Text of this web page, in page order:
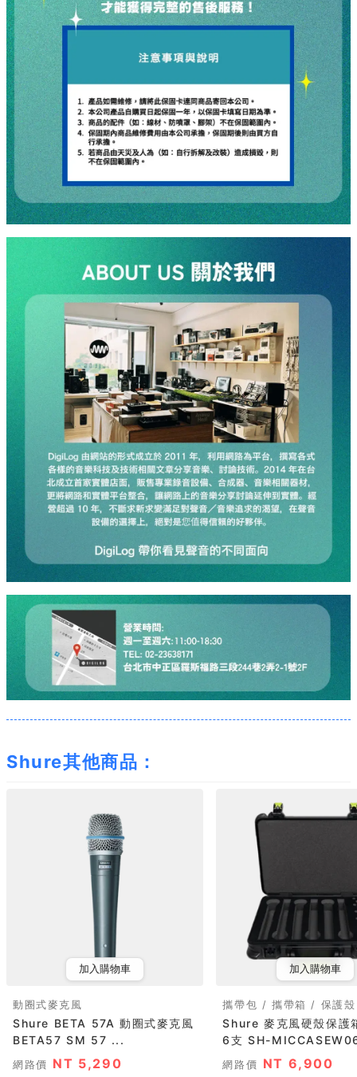
Shure其他商品：
加入購物車
動圈式麥克風
Shure BETA 57A 動圈式麥克風
BETA57 SM 57 ...
網路價 NT 5,290
加入購物車
攜帶包 / 攜帶箱 / 保護殼
Shure 麥克風硬殼保護
6支 SH-
網路價 NT 6,900